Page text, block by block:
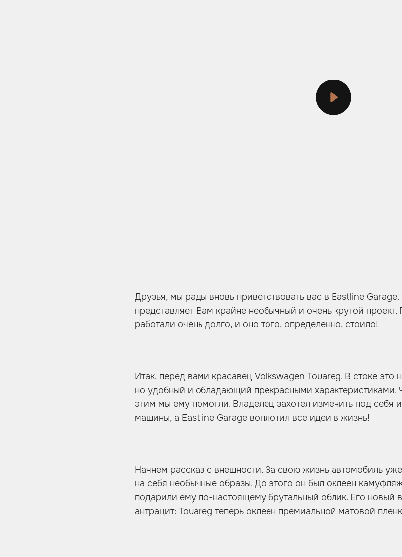
Друзья, мы рады вновь приветствовать вас в Eastline
представляет Вам крайне необычный и очень крутой
работали очень долго, и оно того, определенно, стоило!
Итак, перед вами красавец Volkswagen Touareg. В стоке это
но удобный и обладающий прекрасными характеристиками.
этим мы ему помогли. Владелец захотел изменить под себя
машины, а Eastline Garage воплотил все идеи в жизнь!
Начнем рассказ с внешности. За свою жизнь автомобиль
на себя необычные образы. До этого он был оклеен
подарили ему по-настоящему брутальный облик. Его новый
антрацит: Touareg теперь оклеен премиальной матовой